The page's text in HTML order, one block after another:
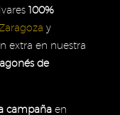
100%
y
extra en nuestra
de
campaña en